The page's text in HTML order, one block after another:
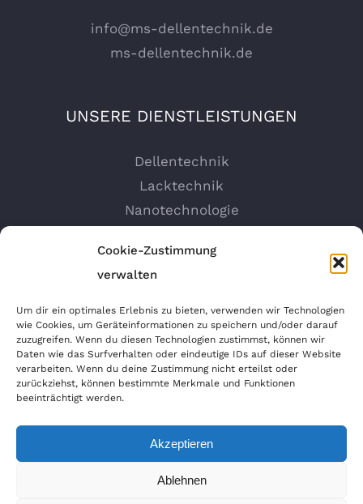
Cookie-Zustimmung
verwalten
Um dir ein optimales Erlebnis zu bieten, verwenden wir Technologien
wie Cookies, um Geräteinformationen zu speichern und/oder darauf
zuzugreifen. Wenn du diesen Technologien zustimmst, können wir
Daten wie das Surfverhalten oder eindeutige IDs auf dieser Website
verarbeiten. Wenn du deine Zustimmung nicht erteilst oder
zurückziehst, können bestimmte Merkmale und Funktionen
beeinträchtigt werden.
Akzeptieren
Ablehnen
info@ms-dellentechnik.de
ms-dellentechnik.de
UNSERE DIENSTLEISTUNGEN
Dellentechnik
Lacktechnik
Nanotechnologie
Autosprühfolie
ANFAHRT GOOGLEMAPS